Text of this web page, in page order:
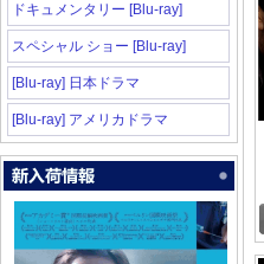
ドキュメンタリー [Blu-ray]
スペシャル ショー [Blu-ray]
[Blu-ray] 日本ドラマ
[Blu-ray] アメリカドラマ